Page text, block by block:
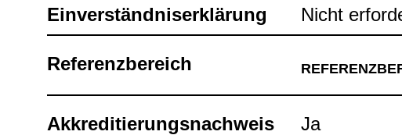
Ein­ver­ständ­nis­er­klä­rung Nicht
Refe­renz­be­reich
Akkre­di­tie­rungs­nach­weis Ja